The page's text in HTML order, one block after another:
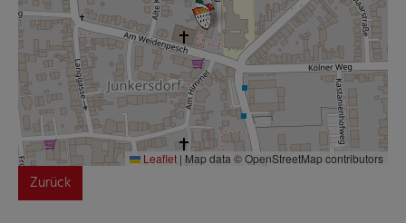
Leaflet | Map data © OpenStreetMap contributors
Zurück